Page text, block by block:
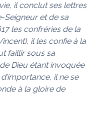
il conclut ses lettres
Seigneur et de sa
les confréries de la
il les confie à la
faillir sous sa
Dieu étant invoquée
il ne se
à la gloire de